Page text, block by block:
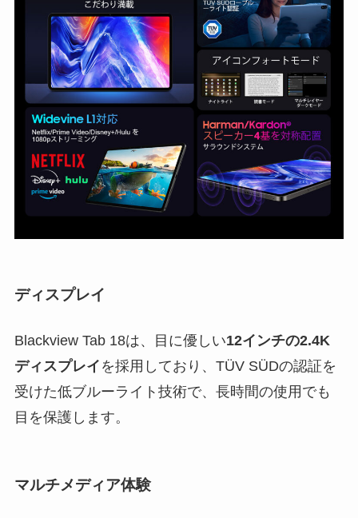
ディスプレイ
Blackview Tab 18は、目に優しい12インチの2.4K
ディスプレイ を採用しており、TÜV SÜDの認証を
受けた低ブルーライト技術で、長時間の使用でも
目を保護します。
マルチメディア体験